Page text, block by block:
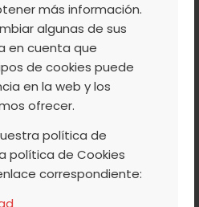
más información.
algunas de sus
en cuenta que
de cookies puede
en la web y los
ofrecer.
política de
política de Cookies
correspondiente:
la Agrupación de
presente en esta feria
del mundo en
de abrirse a nuevos
a conocer entre
antes del arranque de
de este año.